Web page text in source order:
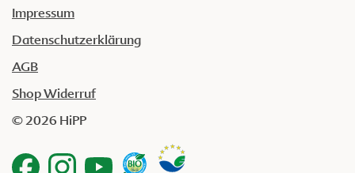
Impressum
Datenschutzerklärung
AGB
Shop Widerruf
© 2026 HiPP